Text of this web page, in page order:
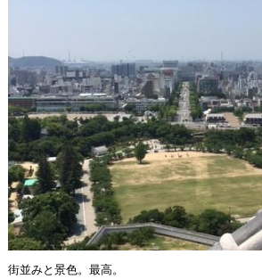
街並みと景色。最高。